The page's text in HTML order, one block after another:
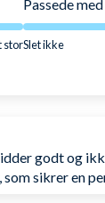
stor
Passede
Slet ikke
godt og
sikrer en